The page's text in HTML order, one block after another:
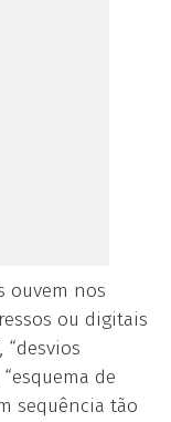
ouvem nos
ou digitais
“desvios
de
sequência tão